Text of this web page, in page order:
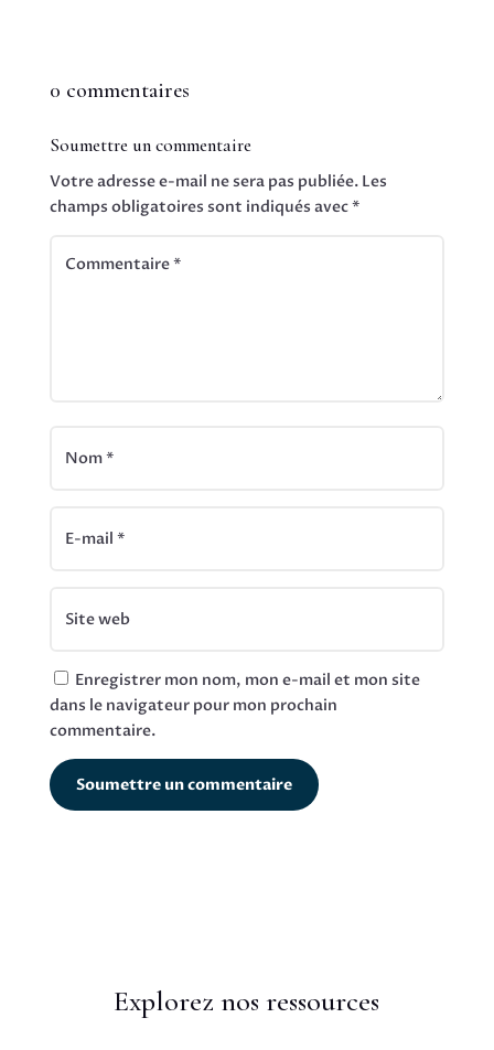
0 commentaires
Soumettre un commentaire
Votre adresse e-mail ne sera pas publiée. Les
champs obligatoires sont indiqués avec*
Enregistrer mon nom, mon e-mail et mon site
dans le navigateur pour mon prochain
commentaire.
Soumettre un commentaire
Explorez nos ressources